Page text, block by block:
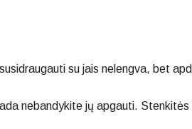
su jais nelengva, bet
nebandykite jų apgauti.